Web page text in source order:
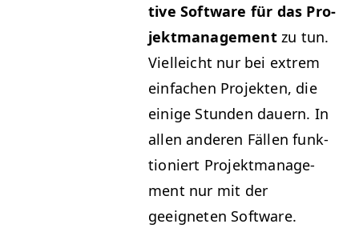
tive Soft­ware für das Pro­
jek­t­man­age­mentzu tun.
Vielle­icht nur bei extrem
ein­fachen Pro­jek­ten, die
einige Stun­den dauern. In
allen anderen Fällen funk­
tion­iert Pro­jek­t­man­age­
ment nur mit der
geeigneten Software.